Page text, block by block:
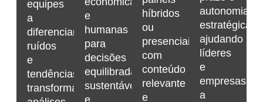
equipes
a
diferenciar
ruídos
e
tendências,
transformando
e
humanas
para
decisões
equilibradas,
sustentáveis
e
híbridos
ou
presenciais,
com
conteúdo
relevante
e
autonomia
estratégica,
ajudando
líderes
e
empresas
a